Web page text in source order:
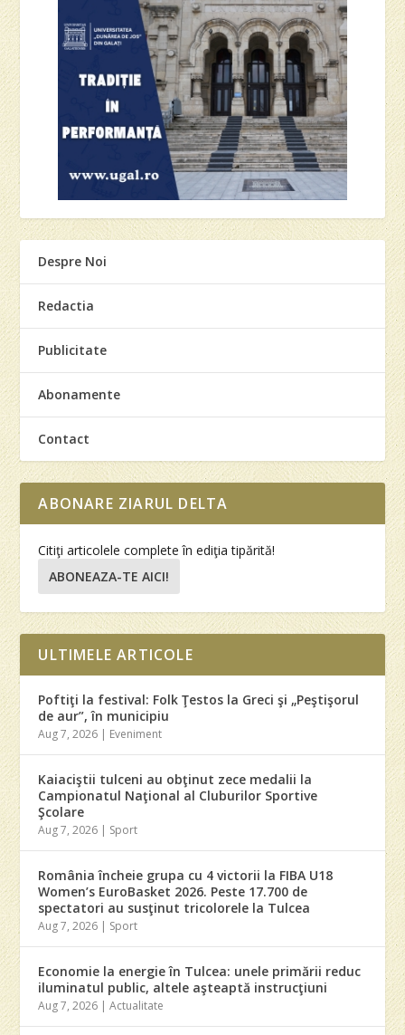
Despre Noi
Redactia
Publicitate
Abonamente
Contact
ABONARE ZIARUL DELTA
Citiţi articolele complete în ediţia tipărită!
ABONEAZA-TE AICI!
ULTIMELE ARTICOLE
Poftiţi la festival: Folk Ţestos la Greci şi „Peştişorul
de aur”, în municipiu
Aug 7, 2026 Eveniment
Kaiaciştii tulceni au obţinut zece medalii la
Campionatul Naţional al Cluburilor Sportive
Şcolare
Aug 7, 2026 Sport
România încheie grupa cu 4 victorii la FIBA U18
Women’s EuroBasket 2026. Peste 17.700 de
spectatori au susţinut tricolorele la Tulcea
Aug 7, 2026 Sport
Economie la energie în Tulcea: unele primării reduc
iluminatul public, altele aşteaptă instrucţiuni
Aug 7, 2026 |Actualitate